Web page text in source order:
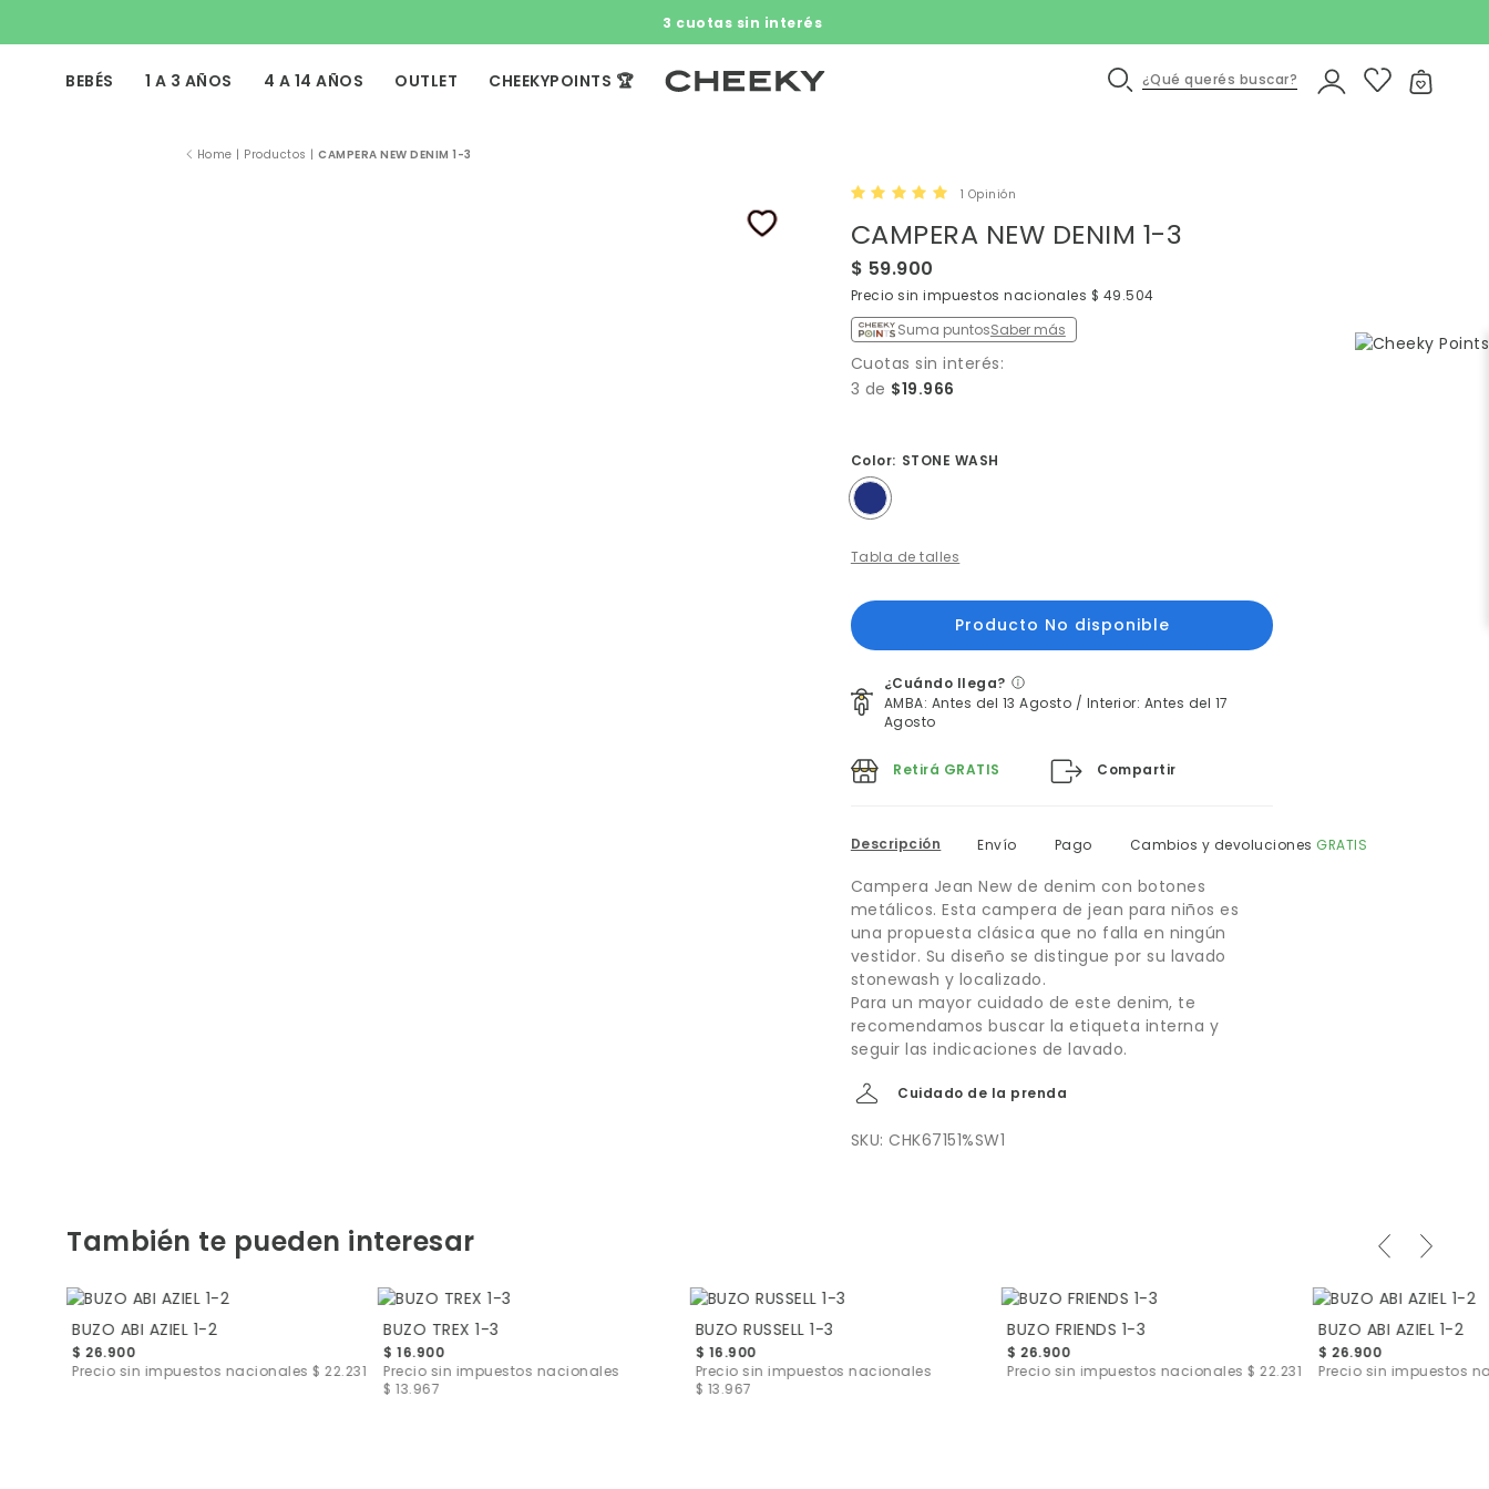
3 cuotas sin interés​ ​
BEBÉS 1 A 3 AÑOS 4 A 14 AÑOS OUTLET CHEEKYPOINTS 🏆 ¿Qué querés buscar?
Home | Productos |CAMPERA NEW DENIM 1-3
1 Opinión
CAMPERA NEW DENIM 1-3
$ 59.900
Precio sin impuestos nacionales $ 49.504
Suma puntosSaber más
Cuotas sin interés:
3 de $19.966
Color: STONE WASH
Tabla de talles
¿Cuándo llega?
AMBA: Antes del 13 Agosto / Interior: Antes del 17
Agosto
Retirá GRATIS Compartir
Descripción Envío Pago Cambios y devoluciones GRATIS
Campera Jean New de denim con botones
metálicos. Esta campera de jean para niños es
una propuesta clásica que no falla en ningún
vestidor. Su diseño se distingue por su lavado
stonewash y localizado.
Para un mayor cuidado de este denim, te
recomendamos buscar la etiqueta interna y
seguir las indicaciones de lavado.
Cuidado de la prenda
SKU: CHK67151%SW1
También te pueden interesar
BUZO ABI AZIEL 1-2
$ 26.900
Precio sin impuestos nacionales $ 22.231
BUZO TREX 1-3
$ 16.900
Precio sin impuestos nacionales
$ 13.967
BUZO RUSSELL 1-3
$ 16.900
Precio sin impuestos nacionales
$ 13.967
BUZO FRIENDS 1-3
$ 26.900
Precio sin impuestos nacionales $ 22.231
BUZO ABI AZIEL 1-2
$ 26.900
Precio sin impuestos